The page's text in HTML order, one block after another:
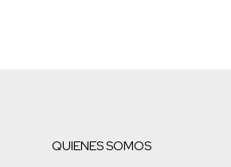
QUIENES SOMOS